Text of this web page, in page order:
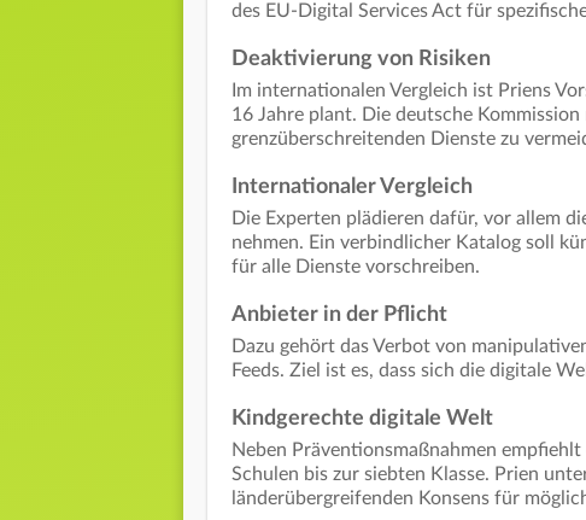
des EU-Digital Services Act für
Deaktivierung von Risiken
Im internationalen Vergleich ist Priens
16 Jahre plant. Die deutsche
grenzüberschreitenden Dienste zu
Internationaler Vergleich
Die Experten plädieren dafür, vor allem
nehmen. Ein verbindlicher Katalog soll
für alle Dienste vorschreiben.
Anbieter in der Pflicht
Dazu gehört das Verbot von
Feeds. Ziel ist es, dass sich die digitale
Kindgerechte digitale Welt
Neben Präventionsmaßnahmen
Schulen bis zur siebten Klasse. Prien
länderübergreifenden Konsens für